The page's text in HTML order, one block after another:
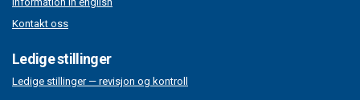
Kontakt oss
Ledige stillinger
Ledige stillinger — revisjon og kontroll